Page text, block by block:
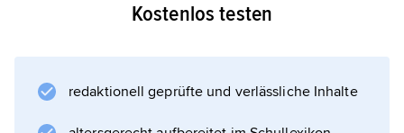
Schwerlastkraftwagen mit bis zu 60 t
Gesamtgewicht zunächst im Rahmen eines
Kostenlos testen
redaktionell geprüfte und verlässliche Inhalte